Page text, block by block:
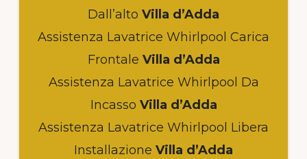
Dall’alto Villa d’Adda
Assistenza Lavatrice Whirlpool Carica
Frontale Villa d’Adda
Assistenza Lavatrice Whirlpool Da
Incasso Villa d’Adda
Assistenza Lavatrice Whirlpool Libera
Installazione Villa d’Adda